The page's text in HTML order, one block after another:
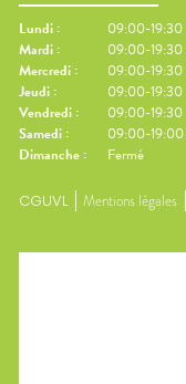
Lundi :
09:00-19:30
Mardi :
09:00-19:30
Mercredi :
09:00-19:30
Jeudi :
09:00-19:30
Vendredi :
09:00-19:30
Samedi :
09:00-19:00
Dimanche : Fermé
CGUVL Mentions légales